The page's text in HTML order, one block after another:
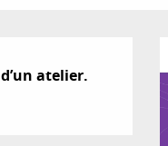
atelier.